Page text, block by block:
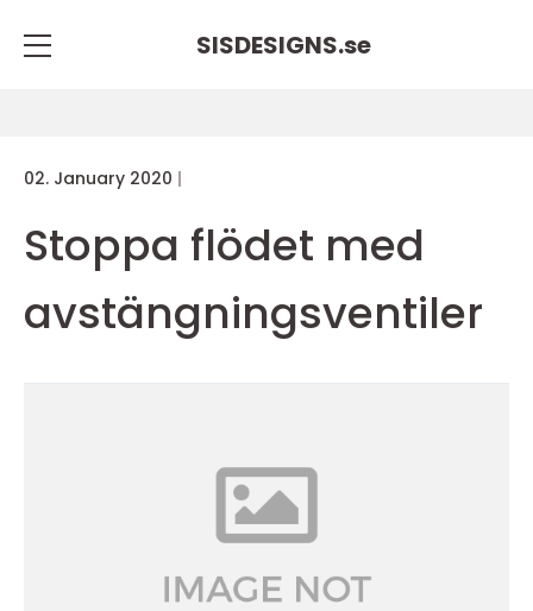
SISDESIGNS.se
02. January 2020
Stoppa flödet med
avstängningsventiler